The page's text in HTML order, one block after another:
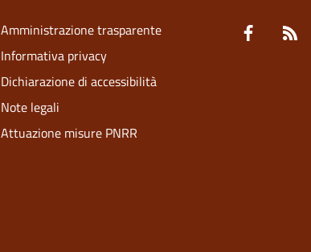
Amministrazione trasparente
Informativa privacy
Dichiarazione di accessibilità
Note legali
Attuazione misure PNRR
Facebook